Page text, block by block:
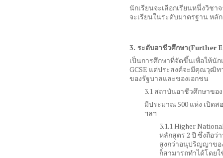
นักเรียนจะเลือกเรียนหนึ่งวิช
จะเรียนในระดับมาตรฐาน หลั
3. ระดับอาชีวศึกษา(Further
เป็นการศึกษาที่จัดขึ้นเพื่อให้นั
GCSE แต่ประสงค์จะมีคุณวุฒิท
ของรัฐบาลและของเอกชน
3.1 สถาบันอาชีวศึกษาขอ
มีประมาณ500 แห่ง เปิดส
ฯลฯ
3.1.1 Higher
หลักสูตร 2 ปี ซึ่งถือว่
สูงกว่าอนุปริญญาข
ก็สามารถทำได้โดย